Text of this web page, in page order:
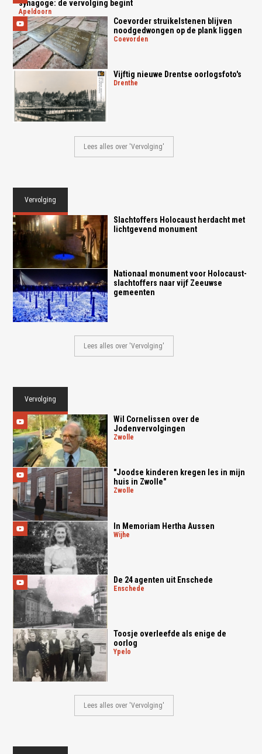
synagoge: de vervolging begint
apeldoorn
Coevorder struikelstenen blijven
noodgedwongen op de plank liggen
coevorden
Vijftig nieuwe Drentse oorlogsfoto's
drenthe
Lees alles over 'Vervolging'
Vervolging
Slachtoffers Holocaust herdacht met
lichtgevend monument
Nationaal monument voor Holocaust-
slachtoffers naar vijf Zeeuwse
gemeenten
Lees alles over 'Vervolging'
Vervolging
Wil Cornelissen over de
Jodenvervolgingen
zwolle
"Joodse kinderen kregen les in mijn
huis in Zwolle"
zwolle
In Memoriam Hertha Aussen
wijhe
De 24 agenten uit Enschede
enschede
Toosje overleefde als enige de
oorlog
ypelo
Lees alles over 'Vervolging'